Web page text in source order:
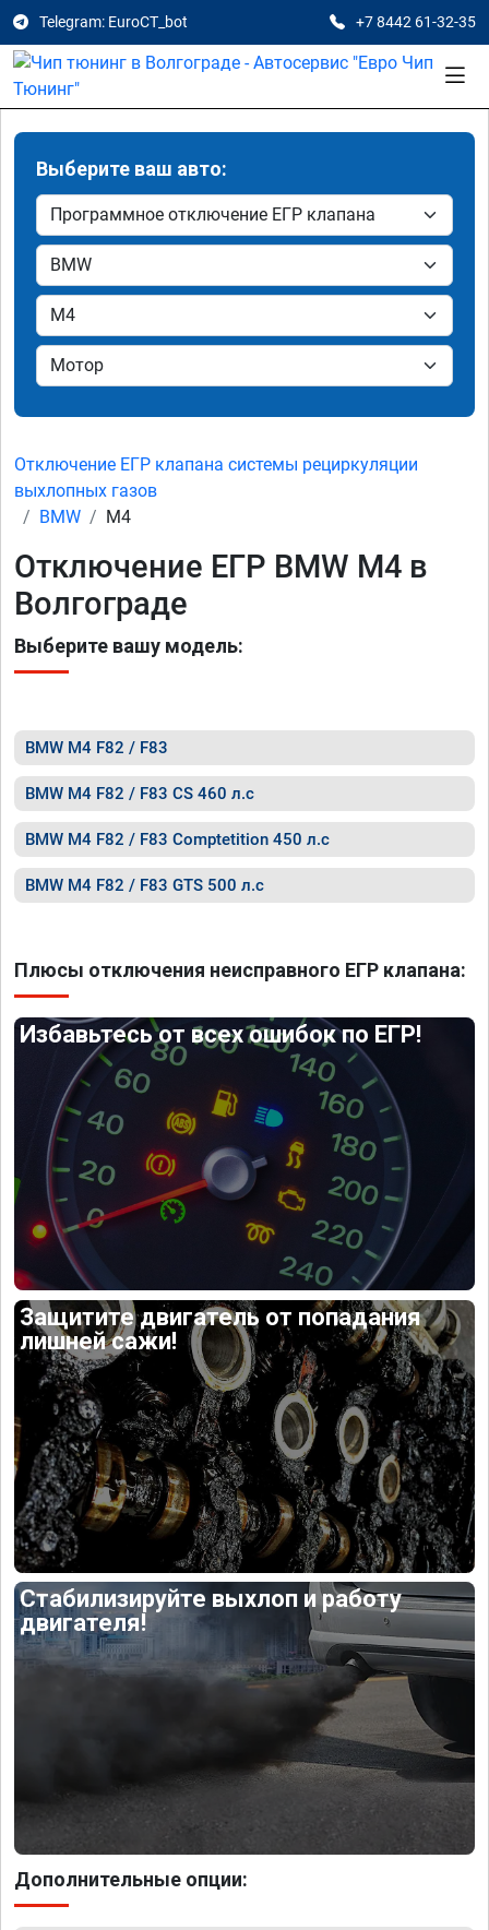
Telegram: EuroCT_bot +7 8442 61-32-35
Выберите ваш авто:
Отключение ЕГР клапана системы рециркуляции
выхлопных газов
BMW
M4
Отключение ЕГР BMW M4 в
Волгограде
Выберите вашу модель:
BMW M4 F82 / F83
BMW M4 F82 / F83 CS 460 л.с
BMW M4 F82 / F83 Comptetition 450 л.с
BMW M4 F82 / F83 GTS 500 л.с
Плюсы отключения неисправного ЕГР клапана:
Избавьтесь от всех ошибок по ЕГР!
Защитите двигатель от попадания
лишней сажи!
Стабилизируйте выхлоп и работу
двигателя!
Дополнительные опции: